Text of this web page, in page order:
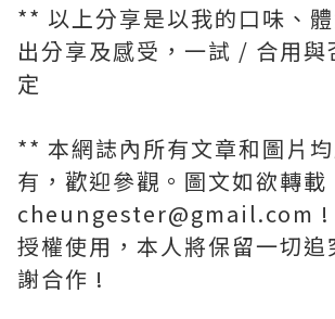
** 以上分享是以我的口味、
出分享及感受，一試 / 合用與
定
** 本網誌內所有文章和圖片
有，歡迎參觀。圖文如欲轉載
cheungester@gmail.com !
授權使用，本人將保留一切
謝合作 !